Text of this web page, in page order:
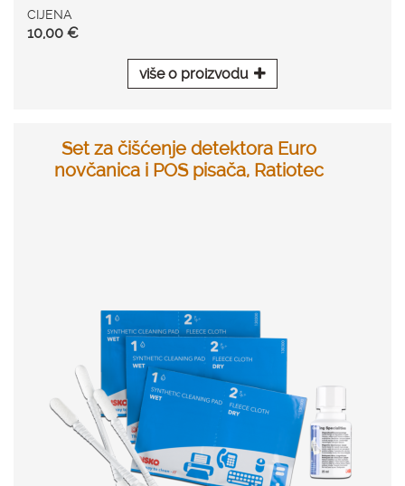
CIJENA
10,00 €
više o proizvodu
Set za čišćenje detektora Euro
novčanica i POS pisača, Ratiotec